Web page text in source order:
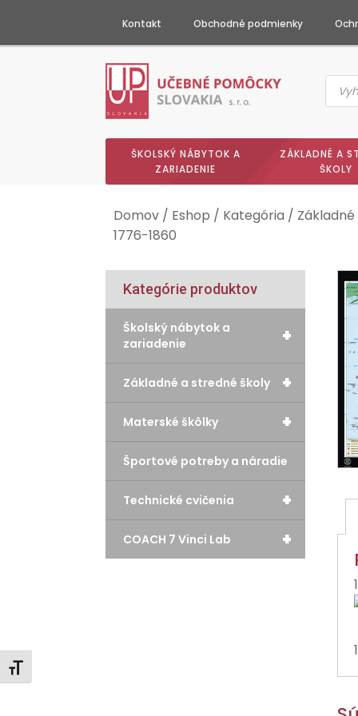
Zmeniť veľkosť písma
Kontakt Obchodné podmienky
search
ŠKOLSKÝ NÁBYTOK A
ZARIADENIE
ZÁKLADNÉ A
ŠKOLY
Domov / Eshop / Kategória /
1776-1860
Kategórie produktov
+
Školský nábytok a
zariadenie
+
Základné a stredné školy
+
Materské škôlky
Športové potreby a náradie
+
Technické cvičenia
+
COACH 7 Vinci Lab